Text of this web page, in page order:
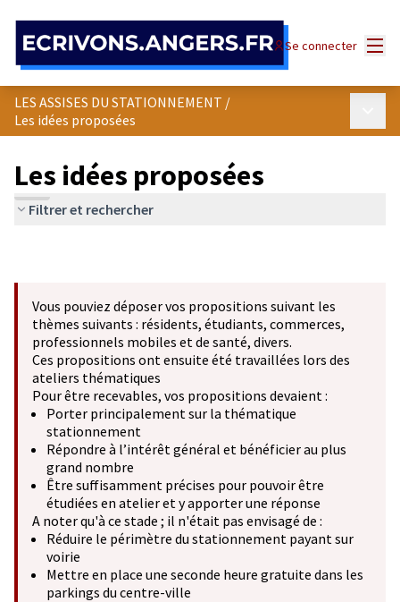
Se connecter
LES ASSISES DU STATIONNEMENT /
Les idées proposées
Les idées proposées
Filtrer et rechercher
Vous pouviez déposer vos propositions suivant les
thèmes suivants : résidents, étudiants, commerces,
professionnels mobiles et de santé, divers.
Ces propositions ont ensuite été travaillées lors des
ateliers thématiques
Pour être recevables, vos propositions devaient :
Porter principalement sur la thématique
stationnement
Répondre à l’intérêt général et bénéficier au plus
grand nombre
Être suffisamment précises pour pouvoir être
étudiées en atelier et y apporter une réponse
A noter qu'à ce stade ; il n'était pas envisagé de :
Réduire le périmètre du stationnement payant sur
voirie
Mettre en place une seconde heure gratuite dans les
parkings du centre-ville